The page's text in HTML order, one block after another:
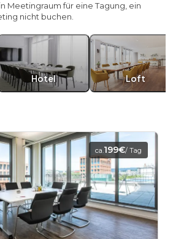
Meetingraum für eine Tagung, ein
nicht buchen.
Hotel Loft
ca.199€/ Tag